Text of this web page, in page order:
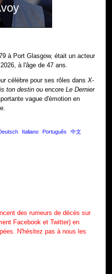
à Port Glasgow, était un acteur
à l'âge de 47 ans.
célèbre pour ses rôles dansX-
ton destin ou encoreLe Dernier
vague d'émotion en
Italiano Português 中文
des rumeurs de décès sur
Facebook et Twitter) en
N'hésitez pas à nous les